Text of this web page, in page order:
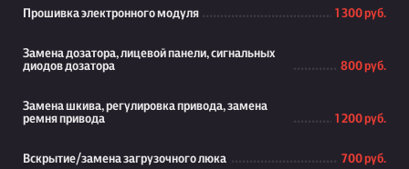
Прошивка электронного модуля 1 300 руб.
Замена дозатора, лицевой панели, сигнальных
диодов дозатора
800 руб.
Замена шкива, регулировка привода, замена
ремня привода
1 200 руб.
Вскрытие/замена загрузочного люка 700 руб.